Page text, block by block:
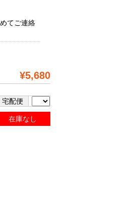
てご連絡
¥5,680
配便
在庫なし